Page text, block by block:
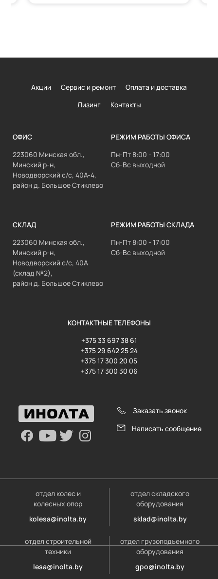
Акции Сервис и ремонт
Оплата и доставка
Лизинг
Контакты
ОФИС
223060 Минская обл.,
Минский р-н,
Новодворский с/с, 40А-4,
район д. Большое Стиклево
РЕЖИМ РАБОТЫ ОФИСА
Пн-Пт 8:00 - 17:00
Сб-Вс выходной
СКЛАД
223060 Минская обл.,
Минский р-н,
Новодворский с/с, 40А
(склад №2),
район д. Большое Стиклево
РЕЖИМ РАБОТЫ СКЛАДА
Пн-Пт 8:00 - 17:00
Сб-Вс выходной
КОНТАКТНЫЕ ТЕЛЕФОНЫ
+375 33 697 38 61
+375 29 642 25 24
+375 17 300 20 05
+375 17 300 30 06
Заказать звонок
Написать сообщение
отдел колес и
колесных опор
kolesa@inolta.by
отдел складского
оборудования
sklad@inolta.by
отдел строительной
техники
lesa@inolta.by
отдел грузоподъемного
оборудования
gpo@inolta.by